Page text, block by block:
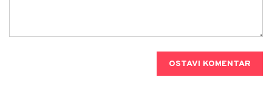
OSTAVI KOMENTAR